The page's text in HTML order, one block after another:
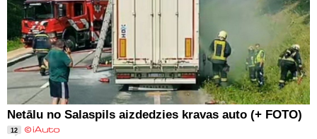
Netālu no Salaspils aizdedzies kravas auto (+ FOTO)
12